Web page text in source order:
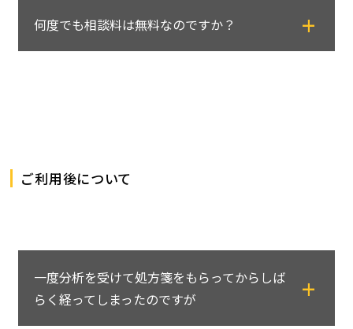
保険証券をお持ちください。
新しくご検討される保険のご相談以外に、現
トなどございましたらお持ちください。ご説
何度でも相談料は無料なのですか？
ご利用後について
一度分析を受けて処方箋をもらってからしば
らく経ってしまったのですが